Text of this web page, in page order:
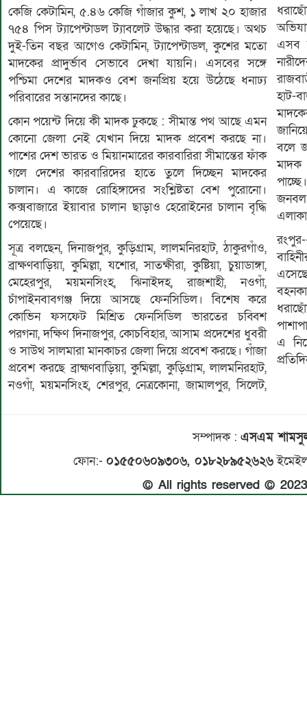
কেজি কেটামিন, ৫.৪৬ কেজি গাঁজার কুশ, ১ লাখ ২০ হাজার
৭৫৪ পিস ট্যাপেন্টাডল ট্যাবলেট উদ্ধার করা হয়েছে। অথচ
দুই-তিন বছর আগেও কেটামিন, ট্যাপেন্টাডল, কুশের মতো
মাদকের প্রাদুর্ভাব সেভাবে দেখা যায়নি। এসবের সঙ্গে
পশ্চিমা দেশের মাদকও বেশ জনপ্রিয় হয়ে উঠেছে ধনাঢ্য
পরিবারের সন্তানদের কাছে।
কোন পয়েন্ট দিয়ে কী মাদক ঢুকছে : সীমান্ত পথ আছে এমন
কোনো জেলা নেই যেখান দিয়ে মাদক প্রবেশ করছে না।
পাশের দেশ ভারত ও মিয়ানমারের কারবারিরা সীমান্তের ফাঁক
গলে দেশের কারবারিদের হাতে তুলে দিচ্ছেন মাদকের
চালান। এ কাজে রোহিঙ্গাদের সংশ্লিষ্টতা বেশ পুরোনো।
কক্সবাজারে ইয়াবার চালান ছাড়াও হেরোইনের চালান বৃদ্ধি
পেয়েছে।
সূত্র বলছেন, দিনাজপুর, কুড়িগ্রাম, লালমনিরহাট, ঠাকুরগাঁও,
ব্রাক্ষণবাড়িয়া, কুমিল্লা, যশোর, সাতক্ষীরা, কুষ্টিয়া, চুয়াডাঙ্গা,
মেহেরপুর, ময়মনসিংহ, ঝিনাইদহ, রাজশাহী, নওগাঁ,
চাঁপাইনবাবগঞ্জ দিয়ে আসছে ফেনসিডিল। বিশেষ করে
কোভিন ফসফেট মিশ্রিত ফেনসিডিল ভারতের চব্বিশ
পরগনা, দক্ষিণ দিনাজপুর, কোচবিহার, আসাম প্রদেশের ধুবরী
ও সাউথ সালমারা মানকাচর জেলা দিয়ে প্রবেশ করছে। গাঁজা
প্রবেশ করছে ব্রাহ্মণবাড়িয়া, কুমিল্লা, কুড়িগ্রাম, লালমনিরহাট,
নওগাঁ, ময়মনসিংহ, শেরপুর, নেত্রকোনা, জামালপুর, সিলেট,
এসব
হাট-
বলে
মাদক
জনবল
এ
সম্পাদক: এসএম
ফোন:- ০১৫৫০৬০৯৩০৬, ০১৮২৮৯৫২৬২৬
© All rights reserved ©